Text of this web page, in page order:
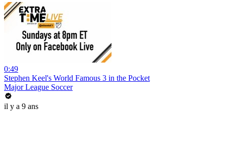
0:49
Stephen Keel's World Famous 3 in the Pocket
Major League Soccer
il y a 9 ans